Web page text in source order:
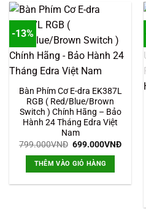
-13%
Bàn Phím Cơ E-dra EK387L
RGB ( Red/Blue/Brown
Switch ) Chính Hãng – Bảo
Hành 24 Tháng Edra Việt
Nam
799.000VNĐ Giá
là:
799.000VNĐ.
699.000VNĐGiá
THÊM VÀO GIỎ HÀNG